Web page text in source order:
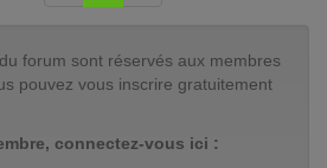
du forum sont réservés aux membres
pouvez vous inscrire gratuitement
connectez-vous ici :